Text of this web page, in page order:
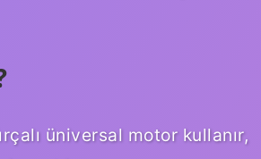
üniversal motor kullanır,